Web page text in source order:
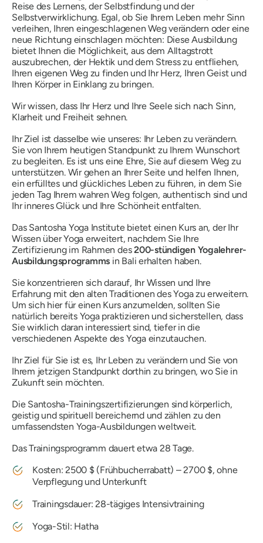
Reise des Lernens, der Selbstfindung und der
Selbstverwirklichung. Egal, ob Sie Ihrem Leben mehr Sinn
verleihen, Ihren eingeschlagenen Weg verändern oder eine
neue Richtung einschlagen möchten: Diese Ausbildung
bietet Ihnen die Möglichkeit, aus dem Alltagstrott
auszubrechen, der Hektik und dem Stress zu entfliehen,
Ihren eigenen Weg zu finden und Ihr Herz, Ihren Geist und
Ihren Körper in Einklang zu bringen.
Wir wissen, dass Ihr Herz und Ihre Seele sich nach Sinn,
Klarheit und Freiheit sehnen.
Ihr Ziel ist dasselbe wie unseres: Ihr Leben zu verändern.
Sie von Ihrem heutigen Standpunkt zu Ihrem Wunschort
zu begleiten. Es ist uns eine Ehre, Sie auf diesem Weg zu
unterstützen. Wir gehen an Ihrer Seite und helfen Ihnen,
ein erfülltes und glückliches Leben zu führen, in dem Sie
jeden Tag Ihrem wahren Weg folgen, authentisch sind und
Ihr inneres Glück und Ihre Schönheit entfalten.
Das Santosha Yoga Institute bietet einen Kurs an, der Ihr
Wissen über Yoga erweitert, nachdem Sie Ihre
Zertifizierung im Rahmen des200-stündigen Yogalehrer-
Ausbildungsprogramms in Bali erhalten haben.
Sie konzentrieren sich darauf, Ihr Wissen und Ihre
Erfahrung mit den alten Traditionen des Yoga zu erweitern.
Um sich hier für einen Kurs anzumelden, sollten Sie
natürlich bereits Yoga praktizieren und sicherstellen, dass
Sie wirklich daran interessiert sind, tiefer in die
verschiedenen Aspekte des Yoga einzutauchen.
Ihr Ziel für Sie ist es, Ihr Leben zu verändern und Sie von
Ihrem jetzigen Standpunkt dorthin zu bringen, wo Sie in
Zukunft sein möchten.
Die Santosha-Trainingszertifizierungen sind körperlich,
geistig und spirituell bereichernd und zählen zu den
umfassendsten Yoga-Ausbildungen weltweit.
Das Trainingsprogramm dauert etwa 28 Tage.
Kosten: 2500 $ (Frühbucherrabatt) – 2700 $, ohne
Verpflegung und Unterkunft
Trainingsdauer: 28-tägiges Intensivtraining
Yoga-Stil: Hatha